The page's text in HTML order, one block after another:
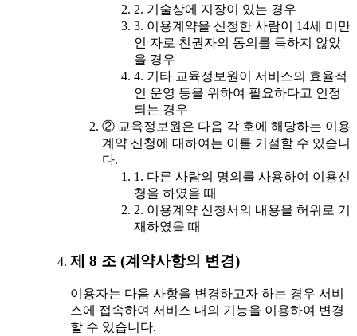
2. 기술상에 지장이 있는 경우
3. 이용계약을 신청한 사람이 14세 미만
인 자로 친권자의 동의를 득하지 않았
을 경우
4. 기타 교육정보원이 서비스의 효율적
인 운영 등을 위하여 필요하다고 인정
되는 경우
② 교육정보원은 다음 각 호에 해당하는 이용
계약 신청에 대하여는 이를 거절할 수 있습니
다.
1. 다른 사람의 명의를 사용하여 이용신
청을 하였을 때
2. 이용계약 신청서의 내용을 허위로 기
재하였을 때
제 8 조 (계약사항의 변경)
이용자는 다음 사항을 변경하고자 하는 경우 서비
스에 접속하여 서비스 내의 기능을 이용하여 변경
할 수 있습니다.